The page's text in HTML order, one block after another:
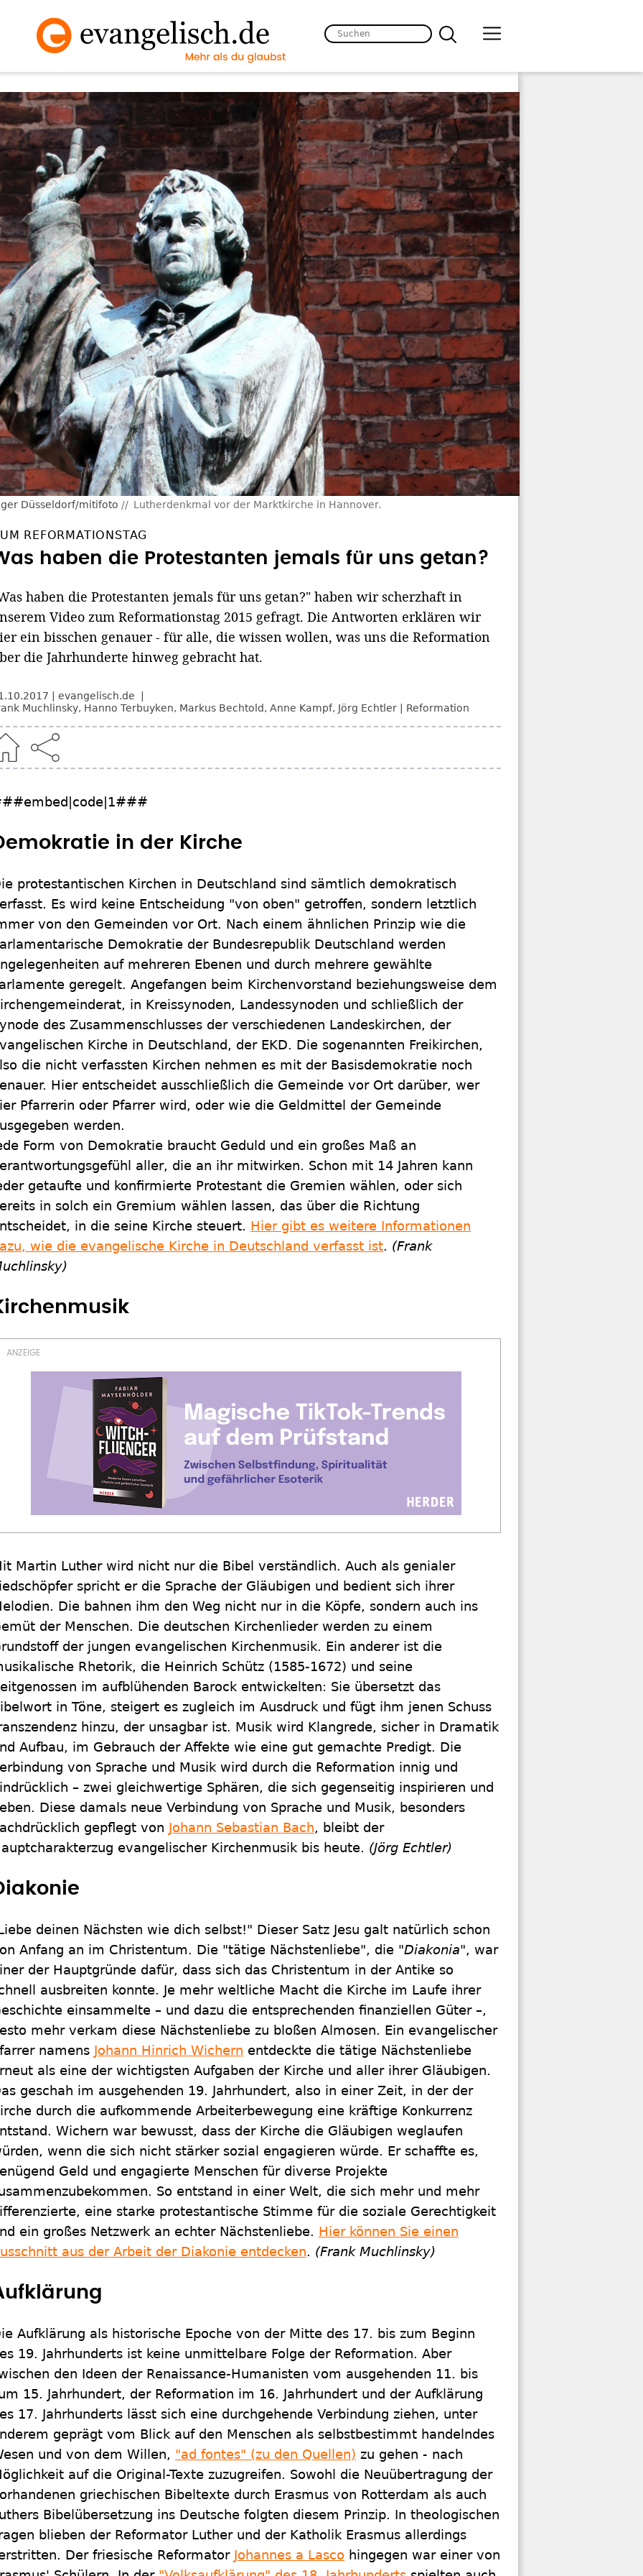
Düsseldorf/mitifoto Lutherdenkmal vor der Marktkirche in Hannover.
REFORMATIONSTAG
haben die Protestanten jemals für uns getan?
haben die Protestanten jemals für uns getan?" haben wir scherzhaft in
Video zum Reformationstag 2015 gefragt. Die Antworten erklären wir
ein bisschen genauer - für alle, die wissen wollen, was uns die Reformation
die Jahrhunderte hinweg gebracht hat.
evangelisch.de
Muchlinsky, Hanno Terbuyken, Markus Bechtold, Anne Kampf, Jörg Echtler Reformation
in der Kirche
protestantischen Kirchen in Deutschland sind sämtlich demokratisch
Es wird keine Entscheidung "von oben" getroffen, sondern letztlich
von den Gemeinden vor Ort. Nach einem ähnlichen Prinzip wie die
Demokratie der Bundesrepublik Deutschland werden
auf mehreren Ebenen und durch mehrere gewählte
geregelt. Angefangen beim Kirchenvorstand beziehungsweise dem
in Kreissynoden, Landessynoden und schließlich der
des Zusammenschlusses der verschiedenen Landeskirchen, der
Kirche in Deutschland, der EKD. Die sogenannten Freikirchen,
die nicht verfassten Kirchen nehmen es mit der Basisdemokratie noch
Hier entscheidet ausschließlich die Gemeinde vor Ort darüber, wer
Pfarrerin oder Pfarrer wird, oder wie die Geldmittel der Gemeinde
werden.
Form von Demokratie braucht Geduld und ein großes Maß an
aller, die an ihr mitwirken. Schon mit 14 Jahren kann
getaufte und konfirmierte Protestant die Gremien wählen, oder sich
in solch ein Gremium wählen lassen, das über die Richtung
in die seine Kirche steuert. Hier gibt es weitere Informationen
wie die evangelische Kirche in Deutschland verfasst ist. (Frank
Martin Luther wird nicht nur die Bibel verständlich. Auch als genialer
spricht er die Sprache der Gläubigen und bedient sich ihrer
Die bahnen ihm den Weg nicht nur in die Köpfe, sondern auch ins
der Menschen. Die deutschen Kirchenlieder werden zu einem
der jungen evangelischen Kirchenmusik. Ein anderer ist die
Rhetorik, die Heinrich Schütz (1585-1672) und seine
im aufblühenden Barock entwickelten: Sie übersetzt das
in Töne, steigert es zugleich im Ausdruck und fügt ihm jenen Schuss
hinzu, der unsagbar ist. Musik wird Klangrede, sicher in Dramatik
Aufbau, im Gebrauch der Affekte wie eine gut gemachte Predigt. Die
von Sprache und Musik wird durch die Reformation innig und
– zwei gleichwertige Sphären, die sich gegenseitig inspirieren und
Diese damals neue Verbindung von Sprache und Musik, besonders
gepflegt von Johann Sebastian Bach, bleibt der
evangelischer Kirchenmusik bis heute. (Jörg Echtler)
deinen Nächsten wie dich selbst!" Dieser Satz Jesu galt natürlich schon
Anfang an im Christentum. Die "tätige Nächstenliebe", die "Diakonia", war
der Hauptgründe dafür, dass sich das Christentum in der Antike so
ausbreiten konnte. Je mehr weltliche Macht die Kirche im Laufe ihrer
einsammelte – und dazu die entsprechenden finanziellen Güter –,
mehr verkam diese Nächstenliebe zu bloßen Almosen. Ein evangelischer
namens Johann Hinrich Wichern entdeckte die tätige Nächstenliebe
als eine der wichtigsten Aufgaben der Kirche und aller ihrer Gläubigen.
geschah im ausgehenden 19. Jahrhundert, also in einer Zeit, in der der
durch die aufkommende Arbeiterbewegung eine kräftige Konkurrenz
Wichern war bewusst, dass der Kirche die Gläubigen weglaufen
wenn die sich nicht stärker sozial engagieren würde. Er schaffte es,
Geld und engagierte Menschen für diverse Projekte
So entstand in einer Welt, die sich mehr und mehr
eine starke protestantische Stimme für die soziale Gerechtigkeit
ein großes Netzwerk an echter Nächstenliebe. Hier können Sie einen
aus der Arbeit der Diakonie entdecken. (Frank Muchlinsky)
Aufklärung als historische Epoche von der Mitte des 17. bis zum Beginn
19. Jahrhunderts ist keine unmittelbare Folge der Reformation. Aber
den Ideen der Renaissance-Humanisten vom ausgehenden 11. bis
15. Jahrhundert, der Reformation im 16. Jahrhundert und der Aufklärung
17. Jahrhunderts lässt sich eine durchgehende Verbindung ziehen, unter
geprägt vom Blick auf den Menschen als selbstbestimmt handelndes
und von dem Willen, "ad fontes" (zu den Quellen) zu gehen - nach
auf die Original-Texte zuzugreifen. Sowohl die Neuübertragung der
griechischen Bibeltexte durch Erasmus von Rotterdam als auch
Bibelübersetzung ins Deutsche folgten diesem Prinzip. In theologischen
blieben der Reformator Luther und der Katholik Erasmus allerdings
Der friesische Reformator Johannes a Lasco hingegen war einer von